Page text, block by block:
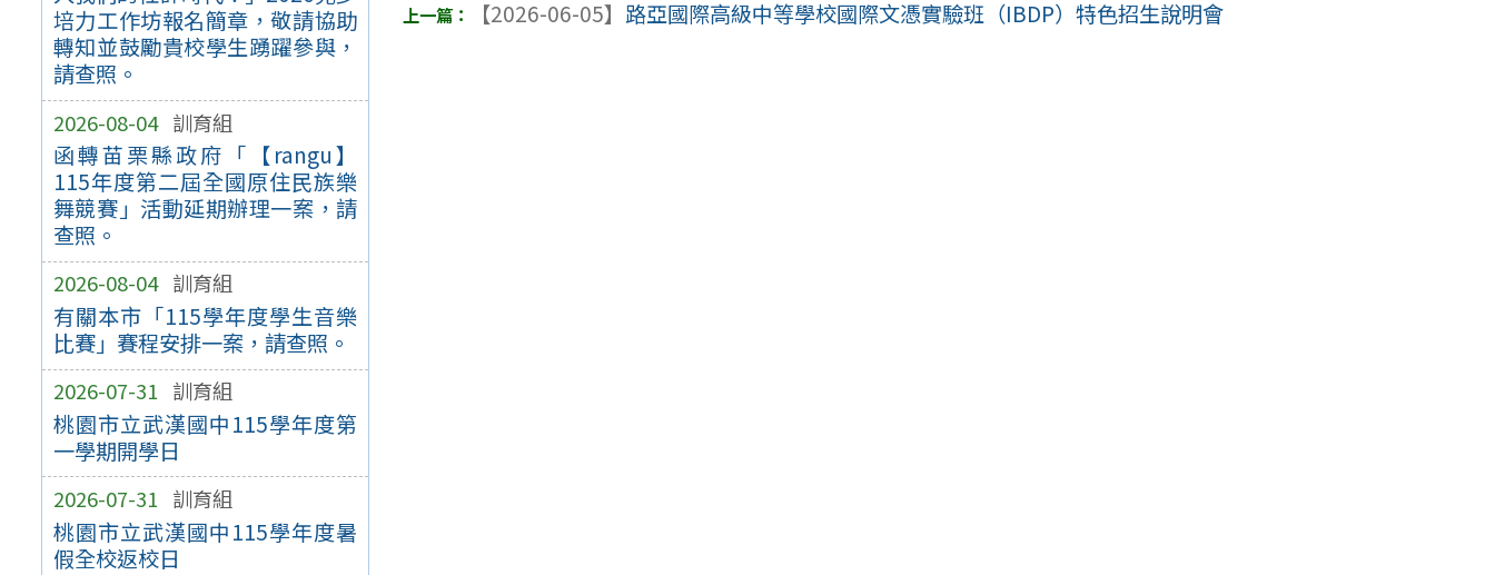
培力工作坊報名簡章，敬請協助
轉知並鼓勵貴校學生踴躍參與，
請查照。
2026-08-04 訓育組
函轉苗栗縣政府「【rangu】
115年度第二屆全國原住民族樂
舞競賽」活動延期辦理一案，請
查照。
2026-08-04 訓育組
有關本市「115學年度學生音樂
比賽」賽程安排一案，請查照。
2026-07-31 訓育組
桃園市立武漢國中115學年度第
一學期開學日
2026-07-31 訓育組
桃園市立武漢國中115學年度暑
假全校返校日
【2026-06-05】 路亞國際高級中等學校國際文憑實驗班（IBDP）特色招生說明會